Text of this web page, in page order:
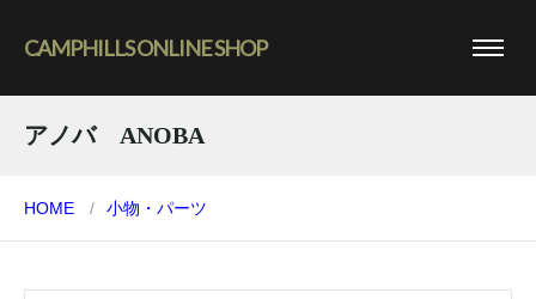
CAMPHILLS ONLINE SHOP
アノバ ANOBA
HOME 小物・パーツ